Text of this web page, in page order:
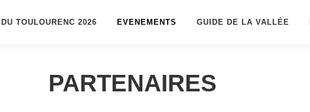
TOULOURENC 2026 EVENEMENTS GUIDE DE LA VALLÉE
PARTENAIRES